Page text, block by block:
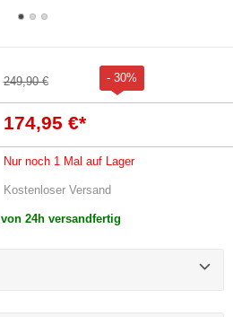
249,90 € - 30%
174,95 €*
Nur noch 1 Mal auf Lager
Kostenloser Versand
24h versandfertig